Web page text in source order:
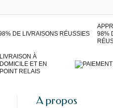
98%
LIVRAISON À
DOMICILE ET EN
POINT RELAIS
A propos